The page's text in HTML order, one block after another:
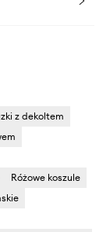
z dekoltem
Różowe koszule